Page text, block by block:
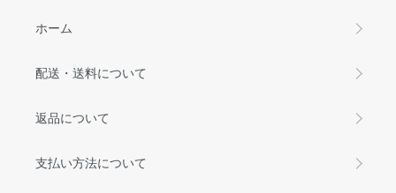
ホーム
配送・送料について
返品について
支払い方法について